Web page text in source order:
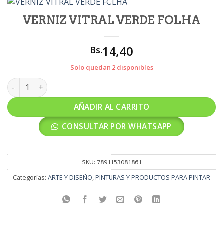
VERNIZ VITRAL VERDE FOLHA
Bs.14,40
Solo quedan 2 disponibles
VERNIZ VITRAL VERDE FOLHA cantidad
AÑADIR AL CARRITO
CONSULTAR POR WHATSAPP
SKU: 7891153081861
Categorías: ARTE Y DISEÑO,PINTURAS Y PRODUCTOS PARA PINTAR